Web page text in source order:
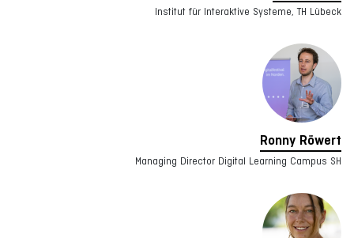
Institut für Interaktive Systeme, TH Lübeck
Ronny Röwert
Managing Director Digital Learning Campus SH